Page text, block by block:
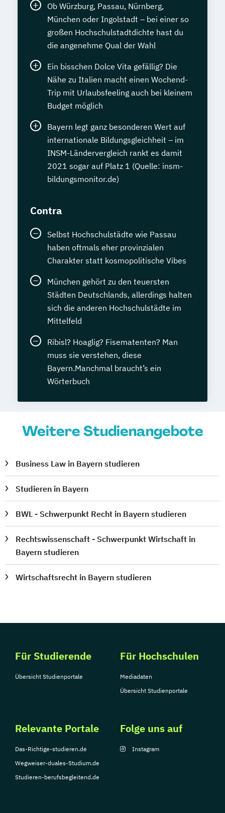
Ob Würzburg, Passau, Nürnberg,
München oder Ingolstadt – bei einer so
großen Hochschulstadtdichte hast du
die angenehme Qual der Wahl
Ein bisschen Dolce Vita gefällig? Die
Nähe zu Italien macht einen Wochend-
Trip mit Urlaubsfeeling auch bei kleinem
Budget möglich
Bayern legt ganz besonderen Wert auf
internationale Bildungsgleichheit – im
INSM-Ländervergleich rankt es damit
2021 sogar auf Platz 1 (Quelle: insm-
bildungsmonitor.de)
Contra
Selbst Hochschulstädte wie Passau
haben oftmals eher provinzialen
Charakter statt kosmopolitische Vibes
München gehört zu den teuersten
Städten Deutschlands, allerdings halten
sich die anderen Hochschulstädte im
Mittelfeld
Ribisl? Hoaglig? Fisematenten? Man
muss sie verstehen, diese
Bayern.Manchmal braucht’s ein
Wörterbuch
Weitere Studienangebote
Business Law in Bayern studieren
Studieren in Bayern
BWL - Schwerpunkt Recht in Bayern studieren
Rechtswissenschaft - Schwerpunkt Wirtschaft in
Bayern studieren
Wirtschaftsrecht in Bayern studieren
Für Studierende
Übersicht Studienportale
Für Hochschulen
Mediadaten
Übersicht Studienportale
Relevante Portale
Das-Richtige-studieren.de
Wegweiser-duales-Studium.de
Studieren-berufsbegleitend.de
Folge uns auf
Instagram